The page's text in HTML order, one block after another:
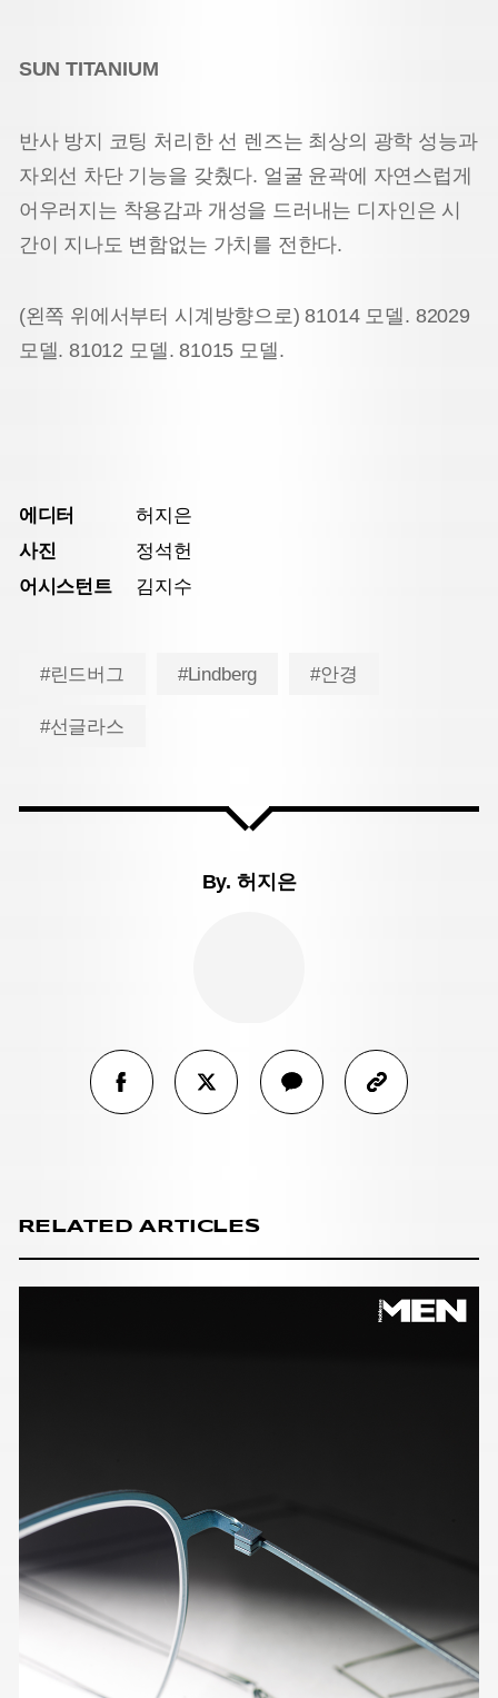
SUN TITANIUM
반사 방지 코팅 처리한 선 렌즈는 최상의 광학 성능과
자외선 차단 기능을 갖췄다. 얼굴 윤곽에 자연스럽게
어우러지는 착용감과 개성을 드러내는 디자인은 시
간이 지나도 변함없는 가치를 전한다.
(왼쪽 위에서부터 시계방향으로) 81014 모델. 82029
모델. 81012 모델. 81015 모델.
에디터
허지은
사진
정석헌
어시스턴트
김지수
#린드버그 #Lindberg #안경
#선글라스
By. 허지은
RELATED ARTICLES